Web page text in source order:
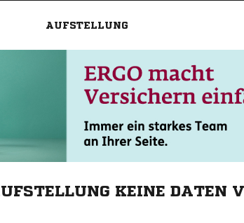
AUFSTELLUNG
KEINE DATEN